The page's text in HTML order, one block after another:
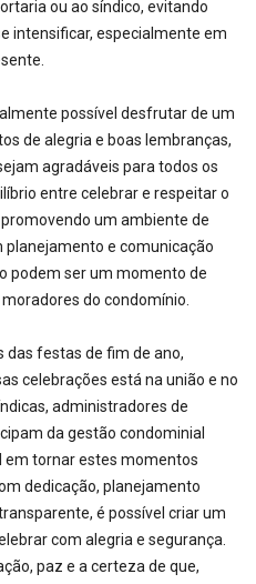
ou ao síndico, evitando
intensificar, especialmente em
possível desfrutar de um
de alegria e boas lembranças,
agradáveis para todos os
entre celebrar e respeitar o
um ambiente de
planejamento e comunicação
podem ser um momento de
do condomínio.
das festas de fim de ano,
celebrações está na união e no
administradores de
da gestão condominial
em tornar estes momentos
dedicação, planejamento
é possível criar um
com alegria e segurança.
paz e a certeza de que,